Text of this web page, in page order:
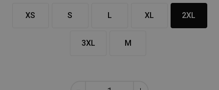
XS S L XL 2XL
3XL M